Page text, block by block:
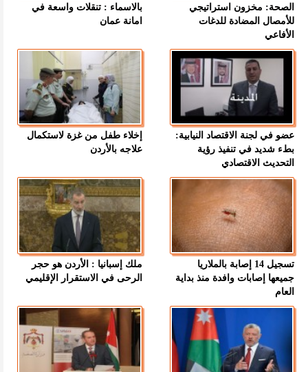
الصحة: مخزون استراتيجي
للأمصال المضادة للدغات
الأفاعي
بالاسماء : تنقلات واسعة في
امانة عمان
عضو في لجنة الاقتصاد النيابية:
بطء شديد في تنفيذ رؤية
التحديث الاقتصادي
إخلاء طفل من غزة لاستكمال
علاجه بالأردن
تسجيل 14 إصابة بالملاريا
جميعها إصابات وافدة منذ بداية
العام
ملك إسبانيا : الأردن هو حجر
الرحى في الاستقرار الإقليمي